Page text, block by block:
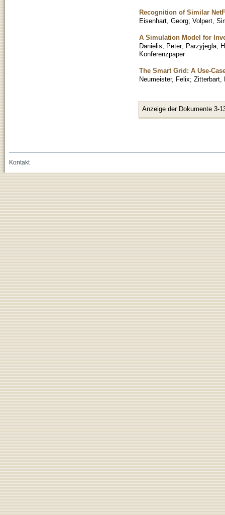
Recognition of Similar
Eisenhart, Georg; Volpert,
A Simulation Model for
Danielis, Peter; Parzyjegla,
Konferenzpaper
The Smart Grid: A Use-
Neumeister, Felix; Zitterbart,
Anzeige der Dokumente 3-
Kontakt